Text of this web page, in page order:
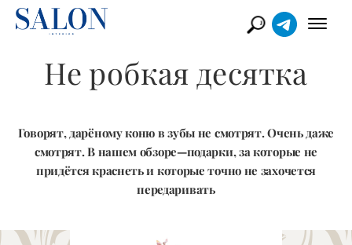
Не робкая десятка
Говорят, дарёному коню в зубы не смотрят. Очень даже
смотрят. В нашем обзоре—подарки, за которые не
придётся краснеть и которые точно не захочется
передаривать